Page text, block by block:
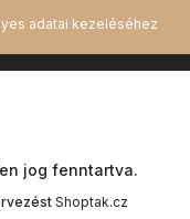
jog fenntartva.
Shoptak.cz